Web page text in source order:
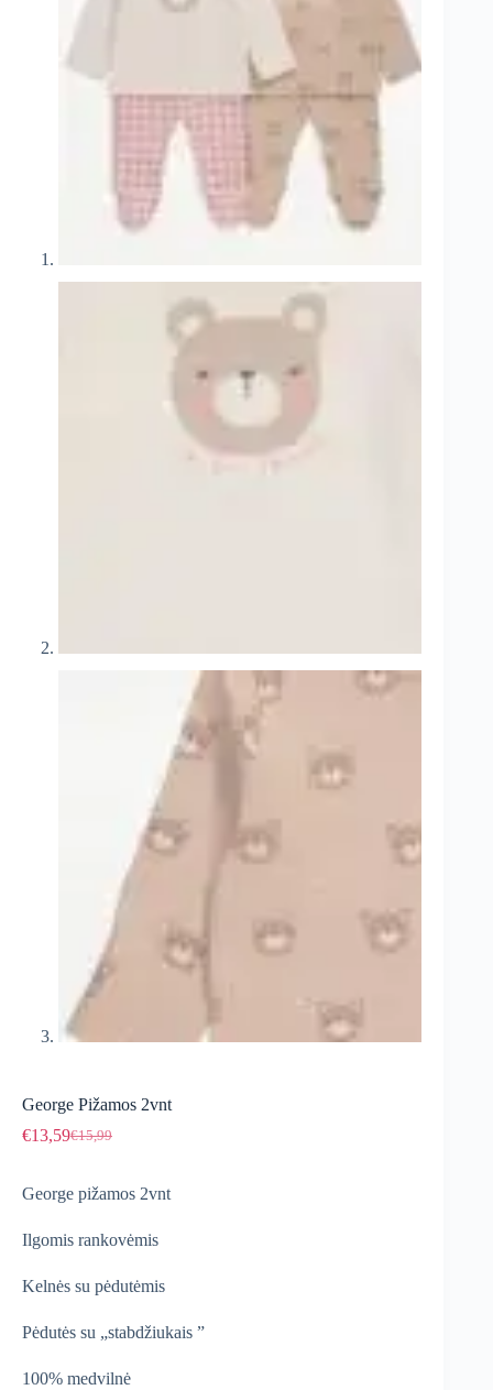
George Pižamos 2vnt
€15,99
Original
was:
€15,99.
€13,59Current
€13,59.
George pižamos 2vnt
Ilgomis rankovėmis
Kelnės su pėdutėmis
Pėdutės su „stabdžiukais ”
100% medvilnė